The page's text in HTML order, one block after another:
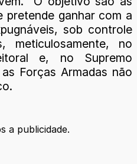
pretende ganhar com a
sob controle
meticulosamente, no
e, no Supremo
Forças Armadas não
a publicidade.